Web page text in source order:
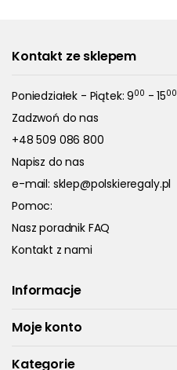
Kontakt ze sklepem
Poniedziałek - Piątek: 900 - 1500
Zadzwoń do nas
+48 509 086 800
Napisz do nas
e-mail: sklep@polskieregaly.pl
Pomoc:
Nasz poradnik FAQ
Kontakt z nami
Informacje
Moje konto
Kategorie